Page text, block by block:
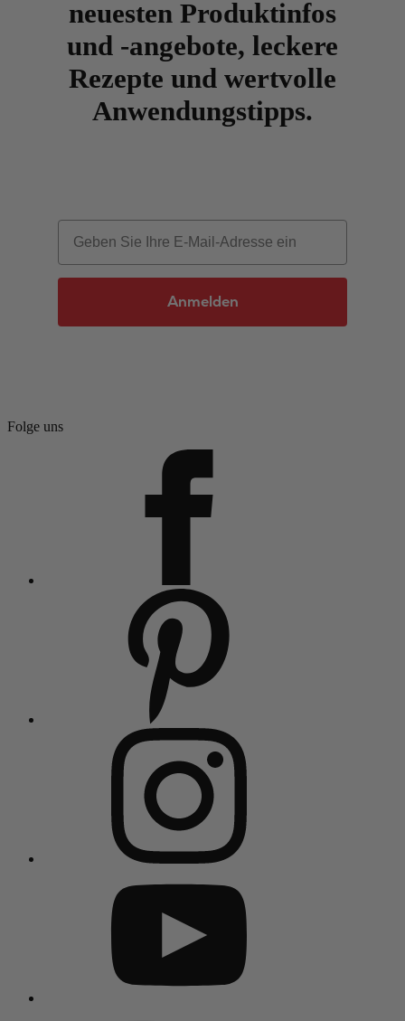
neuesten Produktinfos
und -angebote, leckere
Rezepte und wertvolle
Anwendungstipps.
Email
Anmelden
Folge uns